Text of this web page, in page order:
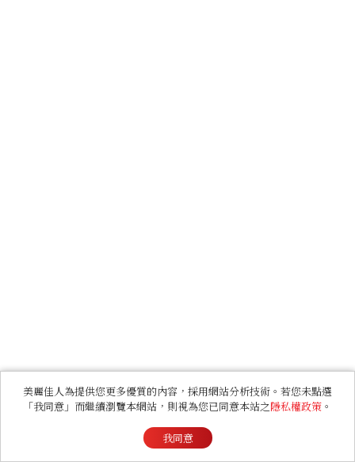
美麗佳人為提供您更多優質的內容，採用網站分析技術。若您未點選
「我同意」而繼續瀏覽本網站，則視為您已同意本站之隱私權政策 。
我同意